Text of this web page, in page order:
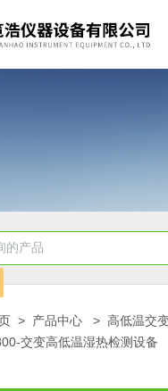
> 产品中心 >高低温交
交变高低温湿热检测设备